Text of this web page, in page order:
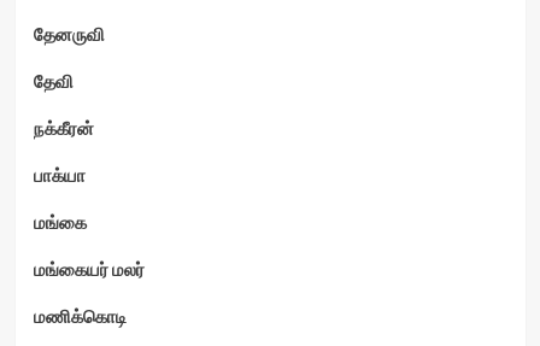
தேனருவி
தேவி
நக்கீரன்
பாக்யா
மங்கை
மங்கையர் மலர்
மணிக்கொடி